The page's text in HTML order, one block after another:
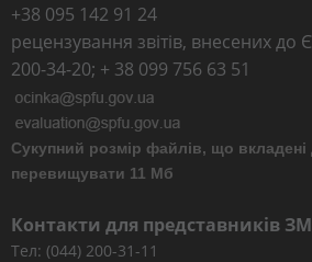
+38 095 142 91 24
рецензування звітів, внесених до
200-34-20; + 38 099 756 63 51
Сукупний розмір файлів, що
перевищувати 11 Мб
Контакти для
Тел: (044) 200-31-11